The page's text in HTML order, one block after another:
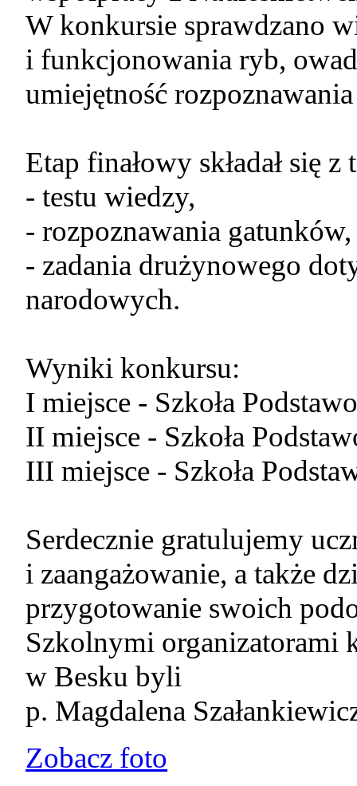
W konkursie sprawdzano
i funkcjonowania ryb,
umiejętność
Etap finałowy składał się z
- testu wiedzy,
- rozpoznawania gatunków,
- zadania drużynowego
narodowych.
Wyniki konkursu:
I miejsce - Szkoła
II miejsce - Szkoła
III miejsce - Szkoła
Serdecznie gratulujemy
i zaangażowanie, a także
przygotowanie swoich
Szkolnymi organizatorami
w Besku byli
p. Magdalena
Zobacz foto